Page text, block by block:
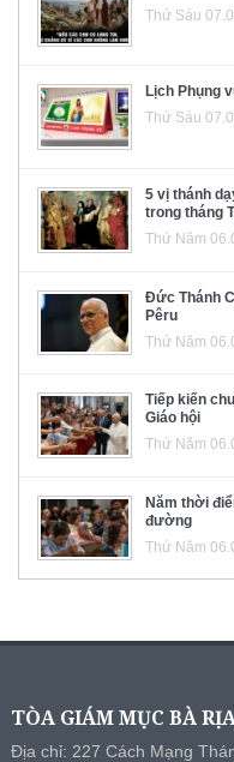
Thứ Sáu
Lịch Phụng
Thứ Sáu
5 vị thánh
trong tháng
Thứ Năm
Đức Thánh
Pêru
Thứ Năm
Tiếp kiến
Giáo hội
Thứ Năm
Năm thời
đường
Thứ Năm
TÒA GIÁM MỤC BÀ
Địa chỉ: 227 Cách Mạng